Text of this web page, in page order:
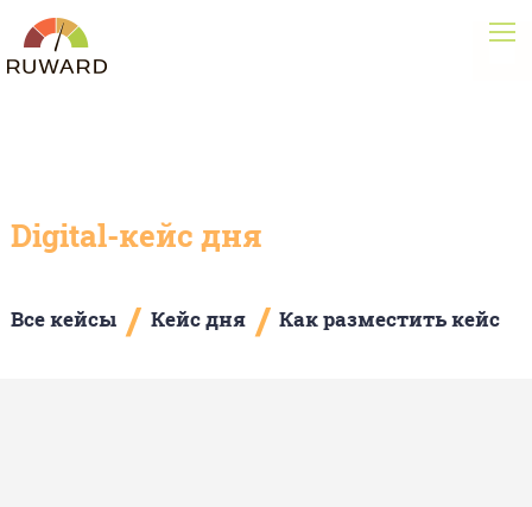
Digital-кейс дня
Все кейсы / Кейс дня / Как разместить кейс